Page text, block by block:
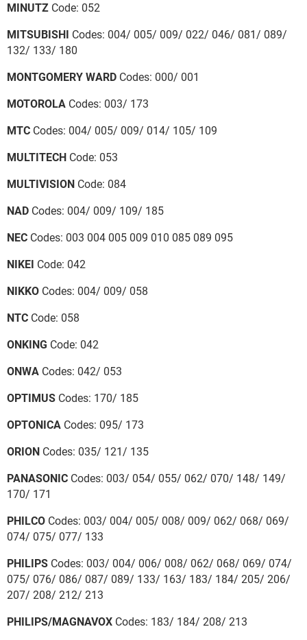
MINUTZ Code: 052
MITSUBISHI Codes: 004/ 005/ 009/ 022/ 046/ 081/ 089/
132/ 133/ 180
MONTGOMERY WARD Codes: 000/ 001
MOTOROLA Codes: 003/ 173
MTC Codes: 004/ 005/ 009/ 014/ 105/ 109
MULTITECH Code: 053
MULTIVISION Code: 084
NAD Codes: 004/ 009/ 109/ 185
NEC Codes: 003 004 005 009 010 085 089 095
NIKEI Code: 042
NIKKO Codes: 004/ 009/ 058
NTC Code: 058
ONKING Code: 042
ONWA Codes: 042/ 053
OPTIMUS Codes: 170/ 185
OPTONICA Codes: 095/ 173
ORION Codes: 035/ 121/ 135
PANASONIC Codes: 003/ 054/ 055/ 062/ 070/ 148/ 149/
170/ 171
PHILCO Codes: 003/ 004/ 005/ 008/ 009/ 062/ 068/ 069/
074/ 075/ 077/ 133
PHILIPS Codes: 003/ 004/ 006/ 008/ 062/ 068/ 069/ 074/
075/ 076/ 086/ 087/ 089/ 133/ 163/ 183/ 184/ 205/ 206/
207/ 208/ 212/ 213
PHILIPS/MAGNAVOX Codes: 183/ 184/ 208/ 213